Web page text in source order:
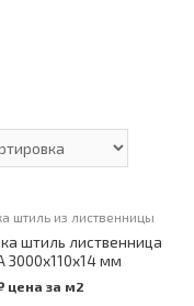
штиль из лиственницы
штиль лиственница
3000х110х14 мм
цена за м2